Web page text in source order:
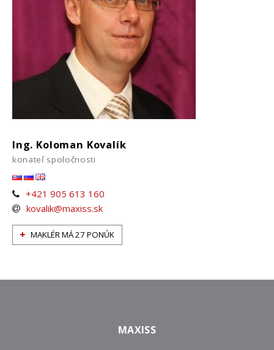
Ing. Koloman Kovalík
konateľ spoločnosti
+421 905 613 160
kovalik@maxiss.sk
MAKLÉR MÁ 27 PONÚK
MAXISS